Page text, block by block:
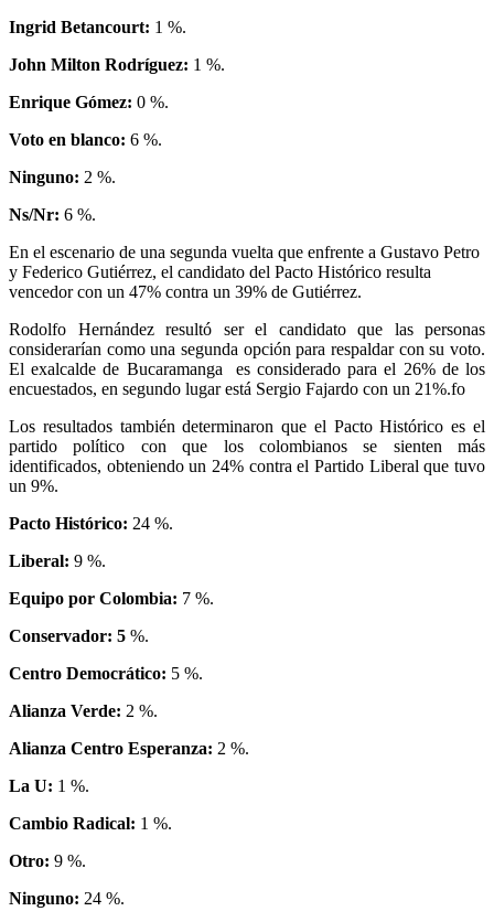
Ingrid Betancourt: 1 %.
John Milton Rodríguez: 1 %.
Enrique Gómez: 0 %.
Voto en blanco: 6 %.
Ninguno: 2 %.
Ns/Nr: 6 %.
En el escenario de una segunda vuelta que enfrente a Gustavo Petro
y Federico Gutiérrez, el candidato del Pacto Histórico resulta
vencedor con un 47% contra un 39% de Gutiérrez.
Rodolfo Hernández resultó ser el candidato que las personas
considerarían como una segunda opción para respaldar con su voto.
El exalcalde de Bucaramanga es considerado para el 26% de los
encuestados, en segundo lugar está Sergio Fajardo con un 21%.fo
Los resultados también determinaron que el Pacto Histórico es el
partido político con que los colombianos se sienten más
identificados, obteniendo un 24% contra el Partido Liberal que tuvo
un 9%.
Pacto Histórico: 24 %.
Liberal: 9 %.
Equipo por Colombia: 7 %.
Conservador: 5 %.
Centro Democrático: 5 %.
Alianza Verde: 2 %.
Alianza Centro Esperanza: 2 %.
La U: 1 %.
Cambio Radical: 1 %.
Otro: 9 %.
Ninguno: 24 %.